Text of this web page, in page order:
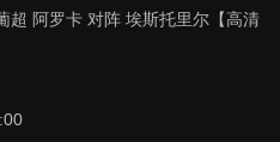
超 阿罗卡 对阵 埃斯托里尔【高清